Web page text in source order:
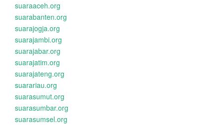
suaraaceh.org
suarabanten.org
suarajogja.org
suarajambi.org
suarajabar.org
suarajatim.org
suarajateng.org
suarariau.org
suarasumut.org
suarasumbar.org
suarasumsel.org